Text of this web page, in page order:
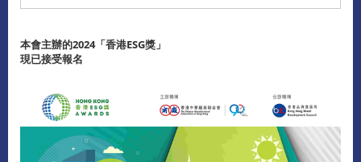
本會主辦的2024「香港ESG獎」
現已接受報名